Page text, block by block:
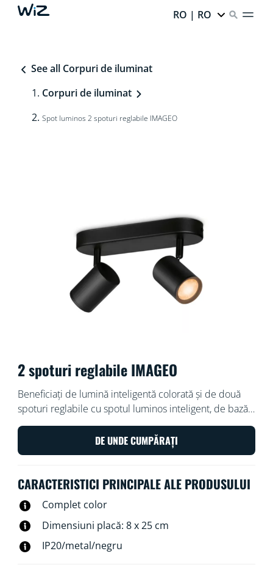
RO | RO
See all Corpuri de iluminat
Corpuri de iluminat
Spot luminos 2 spoturi reglabile IMAGEO
2 spoturi reglabile IMAGEO
Beneficiați de lumină inteligentă colorată și de două
spoturi reglabile cu spotul luminos inteligent, de bază,
WiZ Imageo negru. Folosiți-l cu rețeaua Wi-Fi existentă
pentru a-l controla cu aplicația WiZ sau cu vocea.
DE UNDE CUMPĂRAȚI
CARACTERISTICI PRINCIPALE ALE PRODUSULUI
Complet color
Dimensiuni placă: 8 x 25 cm
IP20/metal/negru